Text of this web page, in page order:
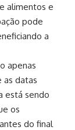
alimentos e
pode
a
apenas
as datas
está sendo
os
do final